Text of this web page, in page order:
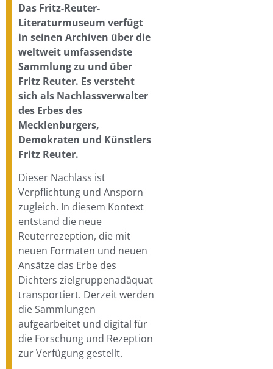
Das Fritz-Reuter-
Literaturmuseum verfügt
in seinen Archiven über die
weltweit umfassendste
Sammlung zu und über
Fritz Reuter. Es versteht
sich als Nachlassverwalter
des Erbes des
Mecklenburgers,
Demokraten und Künstlers
Fritz Reuter.
Dieser Nachlass ist
Verpflichtung und Ansporn
zugleich. In diesem Kontext
entstand die neue
Reuterrezeption, die mit
neuen Formaten und neuen
Ansätze das Erbe des
Dichters zielgruppenadäquat
transportiert. Derzeit werden
die Sammlungen
aufgearbeitet und digital für
die Forschung und Rezeption
zur Verfügung gestellt.